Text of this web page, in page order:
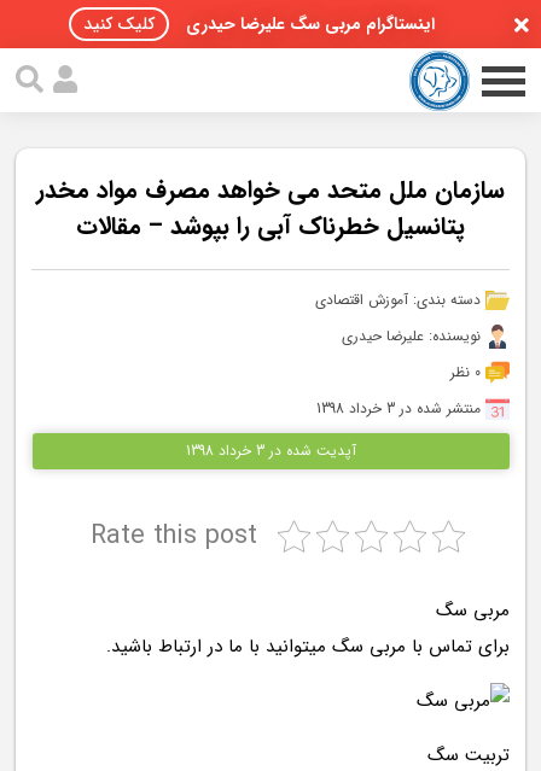
اینستاگرام مربی سگ علیرضا حیدری کلیک کنید
صفحه اصلی
مقالات سگ ها
پادکست سگ ها
سمینار تهران 96
تماس با ما
سازمان ملل متحد می خواهد مصرف مواد مخدر
پتانسيل خطرناک آبی را بپوشد – مقالات
دسته بندی:آموزش اقتصادی
نویسنده: علیرضا حیدری
0 نظر
منتشر شده در 3 خرداد 1398
آپدیت شده در 3 خرداد 1398
Rate this post
مربی سگ
برای تماس با مربی سگ میتوانید با ما در ارتباط باشید.
تربیت سگ